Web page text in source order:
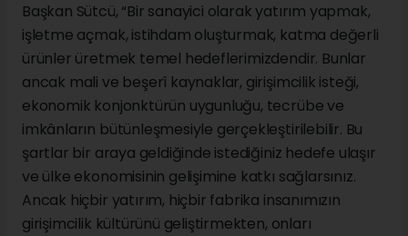
Başkan Sütcü, “Bir sanayici olarak yatırım yapmak,
işletme açmak, istihdam oluşturmak, katma değerli
ürünler üretmek temel hedeflerimizdendir. Bunlar
ancak mali ve beşerî kaynaklar, girişimcilik isteği,
ekonomik konjonktürün uygunluğu, tecrübe ve
imkânların bütünleşmesiyle gerçekleştirilebilir. Bu
şartlar bir araya geldiğinde istediğiniz hedefe ulaşır
ve ülke ekonomisinin gelişimine katkı sağlarsınız.
Ancak hiçbir yatırım, hiçbir fabrika insanımızın
girişimcilik kültürünü geliştirmekten, onları